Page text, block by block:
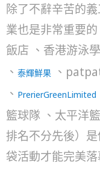
除了不辭辛苦的
業也是非常重要
飯店 、香港游泳
、 泰輝鮮果 、
、 PrerierGreenLimited
籃球隊 、太平洋
排名不分先後）
袋活動才能完美落